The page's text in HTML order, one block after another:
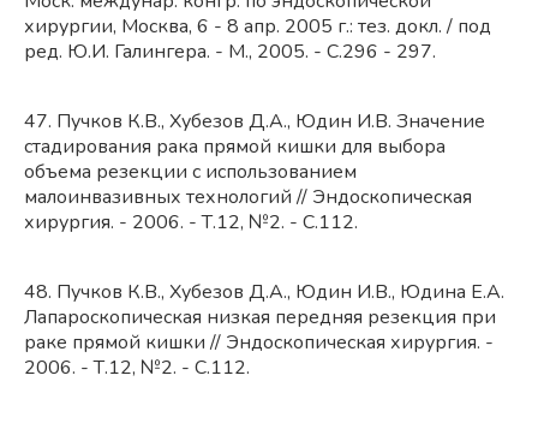
хирургии, Москва, 6 - 8 апр. 2005 г.: тез. докл. / под
ред. Ю.И. Галингера. - М., 2005. - С.296 - 297.
47. Пучков К.В., Хубезов Д.А., Юдин И.В. Значение
стадирования рака прямой кишки для выбора
объема резекции с использованием
малоинвазивных технологий // Эндоскопическая
хирургия. - 2006. - Т.12, №2. - С.112.
48. Пучков К.В., Хубезов Д.А., Юдин И.В., Юдина Е.А.
Лапароскопическая низкая передняя резекция при
раке прямой кишки // Эндоскопическая хирургия. -
2006. - Т.12, №2. - С.112.